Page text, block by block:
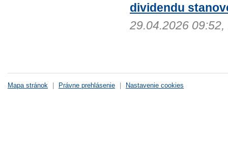
dividendu
29.04.2026 09:52,
Mapa stránok | Právne prehlásenie | Nastavenie cookies